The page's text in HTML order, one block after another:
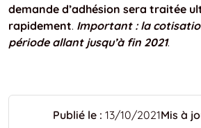
demande d’adhésion sera traitée
rapidement. Important : la
période allant jusqu’à fin 2021.
Publié le : 13/10/2021Mis à